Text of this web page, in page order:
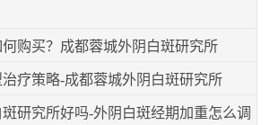
购买？成都蓉城外阴白斑研究所
疗策略-成都蓉城外阴白斑研究所
研究所好吗-外阴白斑经期加重怎么调